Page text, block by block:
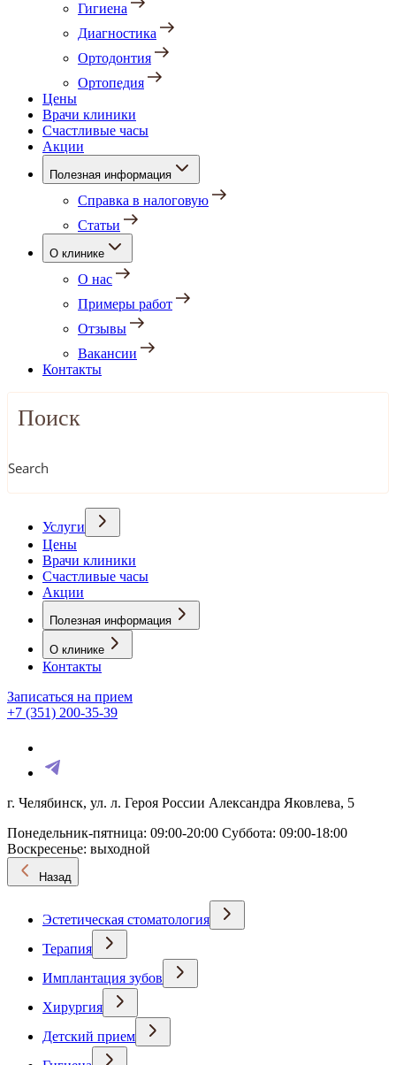
Гигиена
Диагностика
Ортодонтия
Ортопедия
Цены
Врачи клиники
Счастливые часы
Акции
Полезная информация
Справка в налоговую
Статьи
О клинике
О нас
Примеры работ
Отзывы
Вакансии
Контакты
Search
Услуги
Цены
Врачи клиники
Счастливые часы
Акции
Полезная информация
О клинике
Контакты
Записаться на прием
+7 (351) 200-35-39
г. Челябинск, ул. л. Героя России Александра Яковлева, 5
Понедельник-пятница: 09:00-20:00 Суббота: 09:00-18:00
Воскресенье: выходной
Назад
Эстетическая стоматология
Терапия
Имплантация зубов
Хирургия
Детский прием